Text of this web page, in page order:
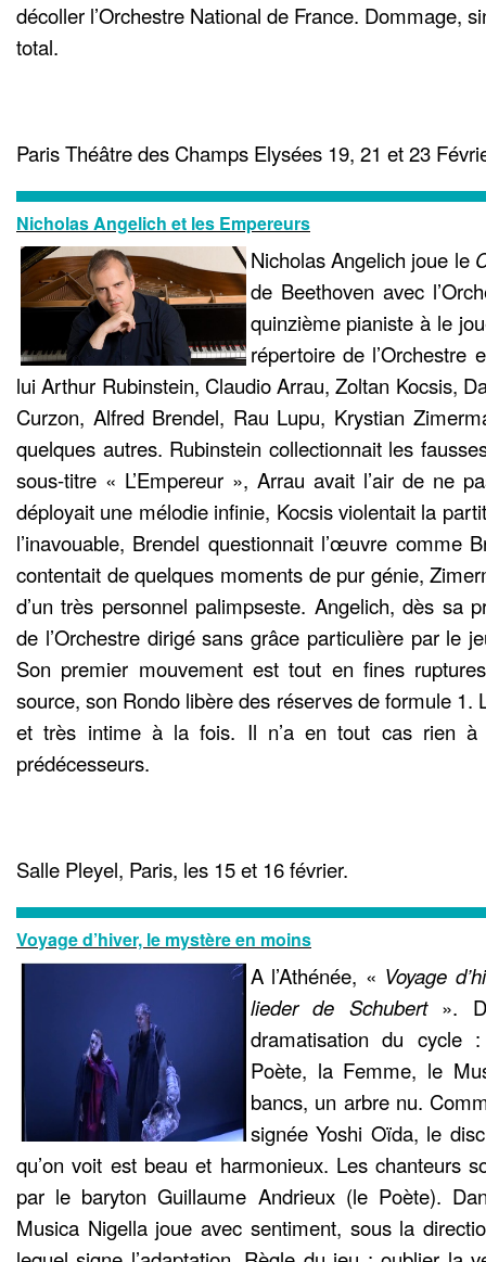
décoller l’Orchestre National de France. Dommage,
total.
Paris Théâtre des Champs Elysées 19, 21 et 23
Nicholas Angelich et les Empereurs
Nicholas Angelich joue le
de Beethoven avec
quinzième pianiste à le
répertoire de
lui Arthur Rubinstein, Claudio Arrau, Zoltan Kocsis,
Curzon, Alfred Brendel, Rau Lupu, Krystian
quelques autres. Rubinstein collectionnait les
sous-titre « L’Empereur », Arrau avait l’air de ne
déployait une mélodie infinie, Kocsis violentait la
l’inavouable, Brendel questionnait l’œuvre comme
contentait de quelques moments de pur génie,
d’un très personnel palimpseste. Angelich, dès sa
de l’Orchestre dirigé sans grâce particulière par le
Son premier mouvement est tout en fines
source, son Rondo libère des réserves de formule 1.
et très intime à la fois. Il n’a en tout cas rien à
prédécesseurs.
Salle Pleyel, Paris, les 15 et 16 février.
Voyage d’hiver, le mystère en moins
A l’Athénée, « Voyage
lieder de Schubert».
dramatisation du cycle
Poète, la Femme, le
bancs, un arbre nu.
signée Yoshi Oïda, le
qu’on voit est beau et harmonieux. Les chanteurs
par le baryton Guillaume Andrieux (le Poète).
Musica Nigella joue avec sentiment, sous la